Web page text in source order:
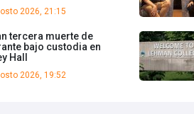
2026, 21:15
tercera muerte de
bajo custodia en
Hall
2026, 19:52